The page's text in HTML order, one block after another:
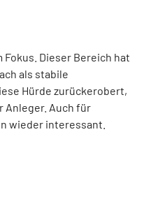
Dieser Bereich hat
als stabile
Hürde zurückerobert,
Anleger. Auch für
wieder interessant.